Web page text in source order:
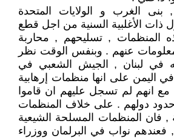
بنى الغرب و الولايات المتحدة
ذات الأغلبية السنية من اجل قطع
المنظمات , تسليحهم , محاربة
عنهم . وبنفس الوقت نظر
في لبنان , الجيش الشعبي في
في اليمن على انها منظمات إرهابية
انهم لم تسجل عليهم ان قاموا
حدود دولهم . على خلاف المنظمات
, فان المنظمات المسلحة الشيعية
نواب في البرلمان ووزراء